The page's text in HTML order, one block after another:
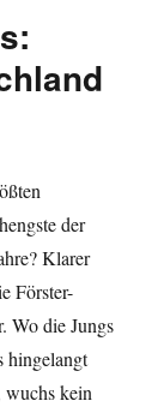
der
Klarer
Förster-
Wo die Jungs
hingelangt
wuchs kein